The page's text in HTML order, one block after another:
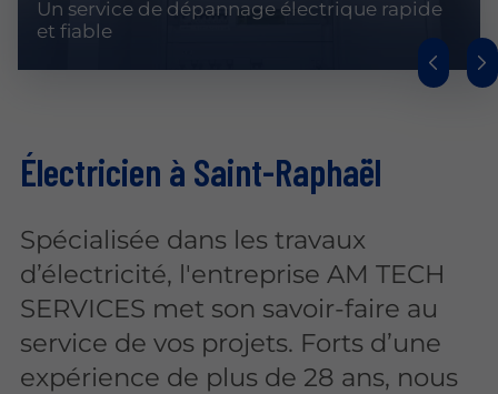
Un service de dépannage électrique rapide
et fiable
Électricien à Saint-Raphaël
Spécialisée dans les travaux
d’électricité, l'entreprise AM TECH
SERVICES met son savoir-faire au
service de vos projets. Forts d’une
expérience de plus de 28 ans, nous